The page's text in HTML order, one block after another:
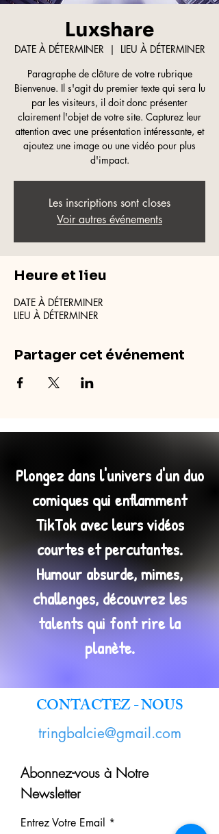
Luxshare
DATE À DÉTERMINER
  |
LIEU À DÉTERMINER
Paragraphe de clôture de votre rubrique
Bienvenue. Il s'agit du premier texte qui sera lu
par les visiteurs, il doit donc présenter
clairement l'objet de votre site. Capturez leur
attention avec une présentation intéressante, et
ajoutez une image ou une vidéo pour plus
d'impact.
Les inscriptions sont closes
Voir autres événements
Heure et lieu
DATE À DÉTERMINER
LIEU À DÉTERMINER
Partager cet événement
Plongez dans l'univers d'un duo
comiques qui enflamment
TikTok avec leurs vidéos
courtes et percutantes.
Humour absurde, mimes,
challenges, découvrez les
talents qui font rire la
planète.
CONTACTEZ - NOUS
tringbalcie@gmail.com
Abonnez-vous à Notre
Newsletter
Entrez Votre Email